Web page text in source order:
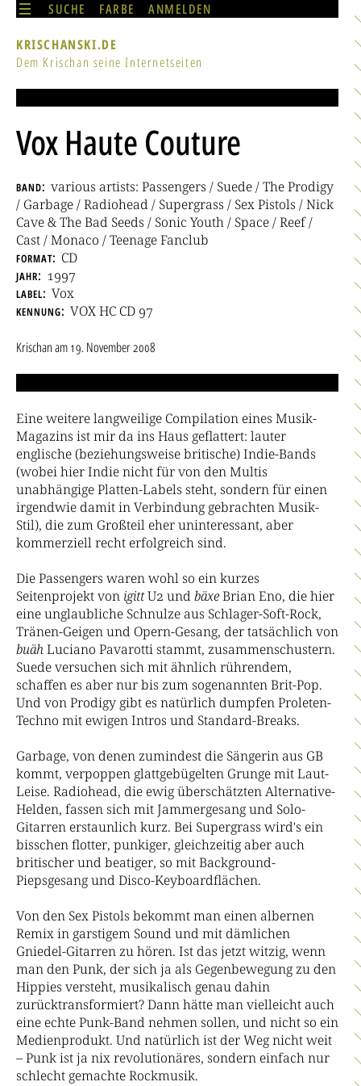
SUCHE FARBE ANMELDEN
KRISCHANSKI.DE
Dem Krischan seine Internetseiten
Vox Haute Couture
band various artists: Passengers / Suede / The Prodigy
/ Garbage / Radiohead / Supergrass / Sex Pistols / Nick
Cave & The Bad Seeds / Sonic Youth / Space / Reef /
Cast / Monaco / Teenage Fanclub
format CD
jahr 1997
label Vox
kennung VOX HC CD 97
Krischanam19. November 2008
Eine weitere langweilige Compilation eines Musik-
Magazins ist mir da ins Haus geflattert: lauter
englische (beziehungsweise britische) Indie-Bands
(wobei hier Indie nicht für von den Multis
unabhängige Platten-Labels steht, sondern für einen
irgendwie damit in Verbindung gebrachten Musik-
Stil), die zum Großteil eher uninteressant, aber
kommerziell recht erfolgreich sind.
Die Passengers waren wohl so ein kurzes
Seitenprojekt von igittU2 undbäxeBrian Eno, die hier
eine unglaubliche Schnulze aus Schlager-Soft-Rock,
Tränen-Geigen und Opern-Gesang, der tatsächlich von
buähLuciano Pavarotti stammt, zusammenschustern.
Suede versuchen sich mit ähnlich rührendem,
schaffen es aber nur bis zum sogenannten Brit-Pop.
Und von Prodigy gibt es natürlich dumpfen Proleten-
Techno mit ewigen Intros und Standard-Breaks.
Garbage, von denen zumindest die Sängerin aus GB
kommt, verpoppen glattgebügelten Grunge mit Laut-
Leise. Radiohead, die ewig überschätzten Alternative-
Helden, fassen sich mit Jammergesang und Solo-
Gitarren erstaunlich kurz. Bei Supergrass wird's ein
bisschen flotter, punkiger, gleichzeitig aber auch
britischer und beatiger, so mit Background-
Piepsgesang und Disco-Keyboardflächen.
Von den Sex Pistols bekommt man einen albernen
Remix in garstigem Sound und mit dämlichen
Gniedel-Gitarren zu hören. Ist das jetzt witzig, wenn
man den Punk, der sich ja als Gegenbewegung zu den
Hippies versteht, musikalisch genau dahin
zurücktransformiert? Dann hätte man vielleicht auch
eine echte Punk-Band nehmen sollen, und nicht so ein
Medienprodukt. Und natürlich ist der Weg nicht weit
– Punk ist ja nix revolutionäres, sondern einfach nur
schlecht gemachte Rockmusik.